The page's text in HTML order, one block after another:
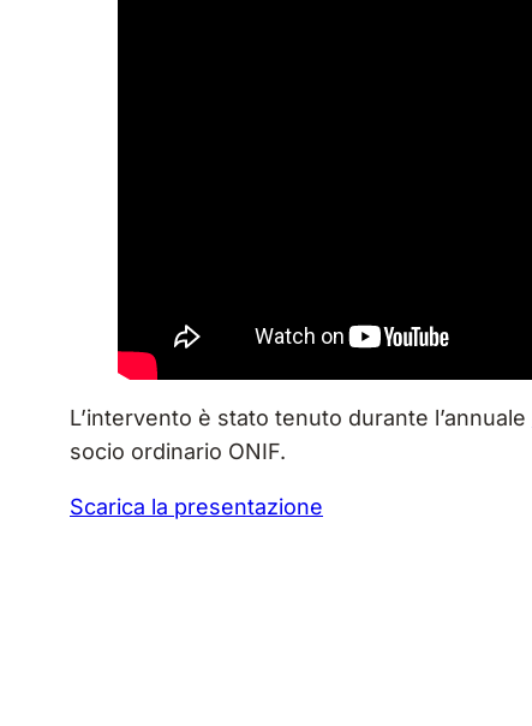
L’intervento è stato tenuto durante l’annuale
socio ordinario ONIF.
Scarica la presentazione